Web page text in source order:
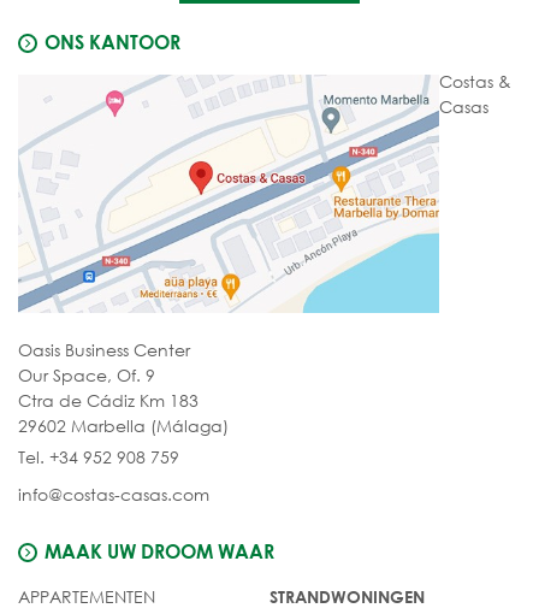
ONS KANTOOR
Costas &
Casas
Oasis Business Center
Our Space, Of. 9
Ctra de Cádiz Km 183
29602 Marbella (Málaga)
Tel. +34 952 908 759
info@costas-casas.com
MAAK UW DROOM WAAR
APPARTEMENTEN
STRANDWONINGEN